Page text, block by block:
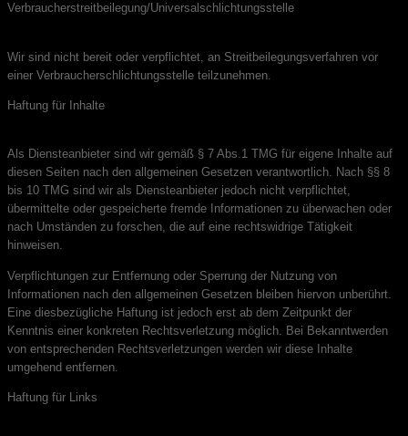
Verbraucherstreitbeilegung/Universalschlichtungsstelle
Wir sind nicht bereit oder verpflichtet, an Streitbeilegungsverfahren vor
einer Verbraucherschlichtungsstelle teilzunehmen.
Haftung für Inhalte
Als Diensteanbieter sind wir gemäß § 7 Abs.1 TMG für eigene Inhalte auf
diesen Seiten nach den allgemeinen Gesetzen verantwortlich. Nach §§ 8
bis 10 TMG sind wir als Diensteanbieter jedoch nicht verpflichtet,
übermittelte oder gespeicherte fremde Informationen zu überwachen oder
nach Umständen zu forschen, die auf eine rechtswidrige Tätigkeit
hinweisen.
Verpflichtungen zur Entfernung oder Sperrung der Nutzung von
Informationen nach den allgemeinen Gesetzen bleiben hiervon unberührt.
Eine diesbezügliche Haftung ist jedoch erst ab dem Zeitpunkt der
Kenntnis einer konkreten Rechtsverletzung möglich. Bei Bekanntwerden
von entsprechenden Rechtsverletzungen werden wir diese Inhalte
umgehend entfernen.
Haftung für Links